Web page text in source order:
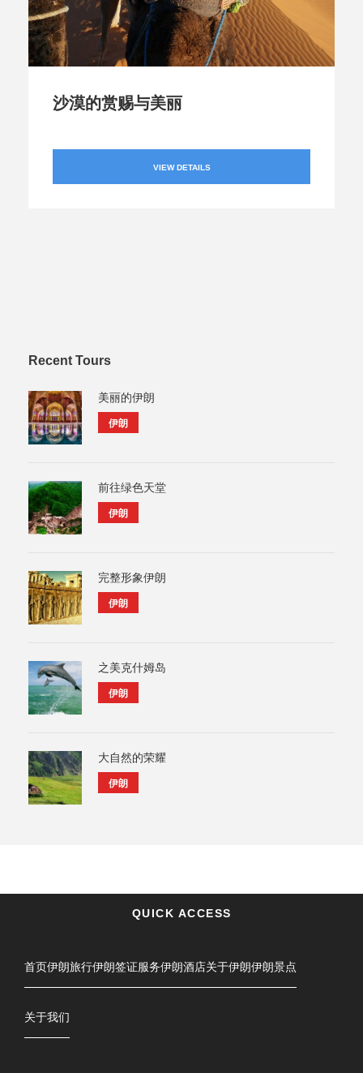
沙漠的赏赐与美丽
VIEW DETAILS
Recent Tours
美丽的伊朗
伊朗
前往绿色天堂
伊朗
完整形象伊朗
伊朗
之美克什姆岛
伊朗
大自然的荣耀
伊朗
QUICK ACCESS
首页伊朗旅行伊朗签证服务伊朗酒店关于伊朗伊朗景点
关于我们